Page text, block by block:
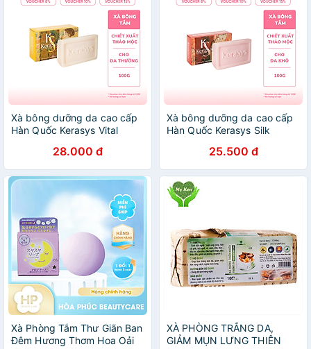
Xà bông dưỡng da cao cấp
Hàn Quốc Kerasys Vital
cho da thường) 100gr
28.000 đ
Xà bông dưỡng da cao cấp
Hàn Quốc Kerasys Silk
da khô) 100gr25.500 đ
Xà Phòng Tắm Thư Giãn Ban
Đêm Hương Thơm Hoa Oải
XÀ PHÒNG TRẮNG DA,
GIẢM MỤN LƯNG THIÊN